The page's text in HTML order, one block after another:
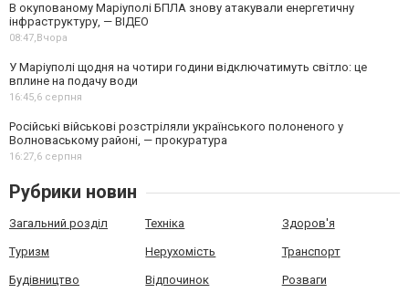
В окупованому Маріуполі БПЛА знову атакували енергетичну
інфраструктуру, — ВІДЕО
08:47,Вчора
У Маріуполі щодня на чотири години відключатимуть світло: це
вплине на подачу води
16:45,6 серпня
Російські військові розстріляли українського полоненого у
Волноваському районі, — прокуратура
16:27,6 серпня
Рубрики новин
Загальний розділ Техніка Здоров'я
Туризм Нерухомість Транспорт
Будівництво Відпочинок Розваги